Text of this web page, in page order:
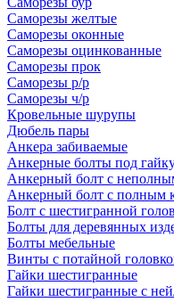
Саморезы желтые
Саморезы оконные
Саморезы оцинкованные
Саморезы прок
Саморезы р/р
Саморезы ч/р
Кровельные шурупы
Дюбель пары
Анкера забиваемые
Анкерные болты под
Анкерный болт с
Анкерный болт с полным
Болт с шестигранной
Болты для деревянных
Болты мебельные
Винты с потайной
Гайки шестигранные
Гайки шестигранные с